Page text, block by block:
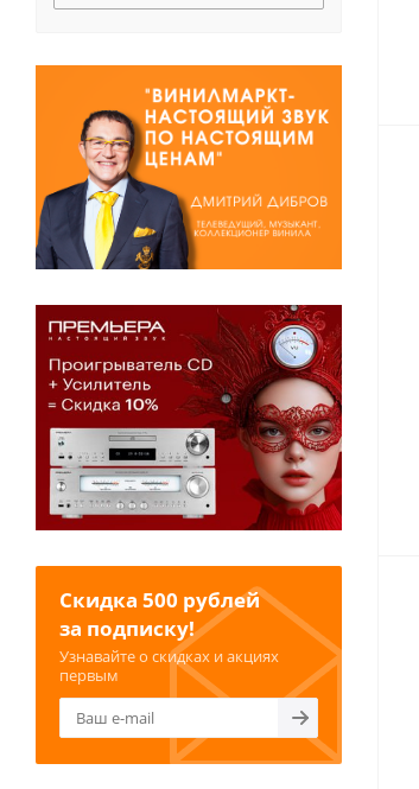
Скидка 500 рублей
за подписку!
Узнавайте о скидках и акциях
первым